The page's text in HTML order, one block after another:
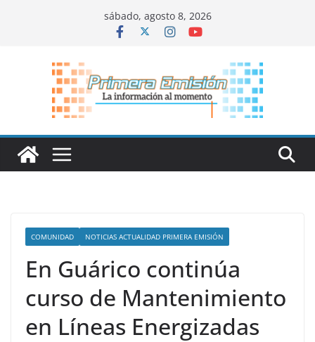
sábado, agosto 8, 2026
COMUNIDAD NOTICIAS ACTUALIDAD PRIMERA EMISIÓN
En Guárico continúa
curso de Mantenimiento
en Líneas Energizadas